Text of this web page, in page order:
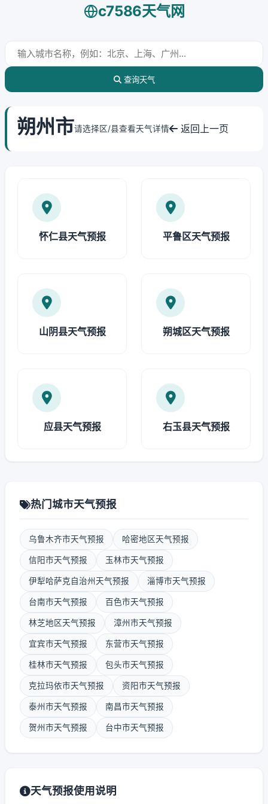
c7586天气网
查询天气
朔州市请选择区/县查看天气详情 返回上一页
怀仁县天气预报 平鲁区天气预报
山阴县天气预报 朔城区天气预报
应县天气预报 右玉县天气预报
热门城市天气预报
乌鲁木齐市天气预报 哈密地区天气预报
信阳市天气预报 玉林市天气预报
伊犁哈萨克自治州天气预报 淄博市天气预报
台南市天气预报 百色市天气预报
林芝地区天气预报 漳州市天气预报
宜宾市天气预报 东营市天气预报
桂林市天气预报 包头市天气预报
克拉玛依市天气预报 资阳市天气预报
泰州市天气预报 南昌市天气预报
贺州市天气预报 台中市天气预报
天气预报使用说明